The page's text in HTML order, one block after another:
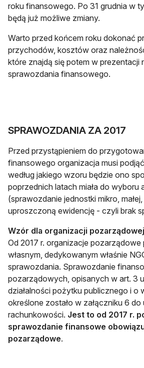
roku finansowego. Po 31 grudnia w
będą już możliwe zmiany.
Warto przed końcem roku dokonać
przychodów, kosztów oraz
które znajdą się potem w prezentacji
sprawozdania finansowego.
SPRAWOZDANIA ZA 2017
Przed przystąpieniem do
finansowego organizacja musi
według jakiego wzoru będzie ono
poprzednich latach miała do wyboru
(sprawozdanie jednostki mikro, małej,
uproszczoną ewidencję - czyli brak
Wzór dla organizacji pozarządowej
Od 2017 r. organizacje pozarządowe
własnym, dedykowanym właśnie
sprawozdania. Sprawozdanie
pozarządowych, opisanych w art. 3
działalności pożytku publicznego i o
określone zostało w załączniku 6
rachunkowości. Jest to od 2017 r.
sprawozdanie finansowe
pozarządowe.